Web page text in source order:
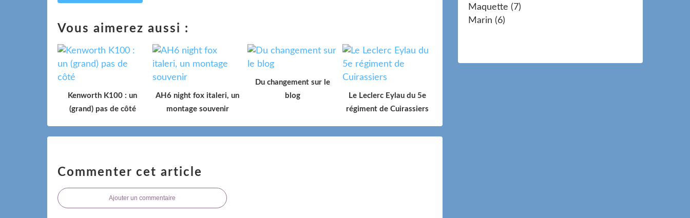
Vous aimerez aussi :
Kenworth K100 : un
(grand) pas de côté
AH6 night fox italeri, un
montage souvenir
Du changement sur le
blog
Le Leclerc Eylau du 5e
régiment de Cuirassiers
Commenter cet article
Ajouter un commentaire
Maquette (7)
Marin (6)